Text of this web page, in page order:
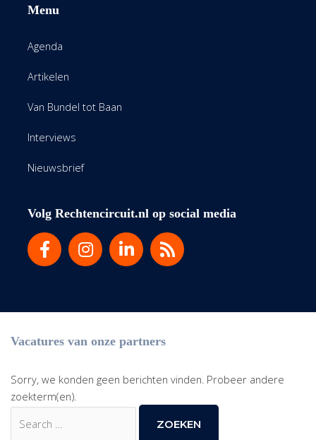
Menu
Agenda
Artikelen
Van Bundel tot Baan
Interviews
Nieuwsbrief
Volg Rechtencircuit.nl op social media
Vacatures van onze partners
Sorry, we konden geen berichten vinden. Probeer andere
zoekterm(en).
naar: